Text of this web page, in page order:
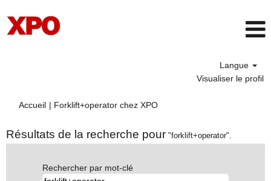
Langue
Visualiser le profil
Accueil | Forklift+operator chez XPO(page
Résultats de la recherche pour "forklift+operator".
Rechercher par mot-clé